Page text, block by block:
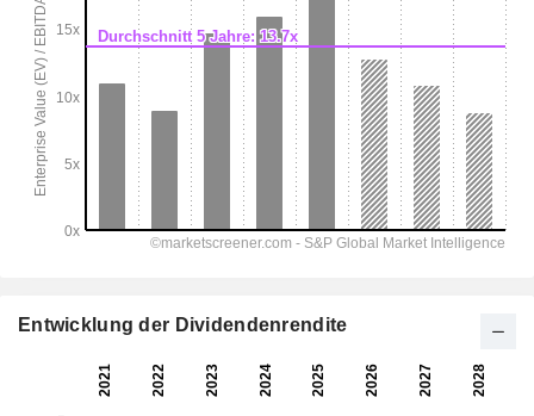
Entwicklung der Dividendenrendite